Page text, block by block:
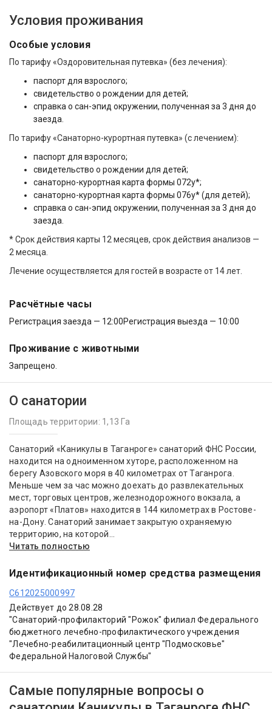
Условия проживания
Особые условия
По тарифу «Оздоровительная путевка» (без лечения):
паспорт для взрослого;
свидетельство о рождении для детей;
справка о сан-эпид окружении, полученная за 3 дня до
заезда.
По тарифу «Санаторно-курортная путевка» (с лечением):
паспорт для взрослого;
свидетельство о рождении для детей;
санаторно-курортная карта формы 072у*;
санаторно-курортная карта формы 076у* (для детей);
справка о сан-эпид окружении, полученная за 3 дня до
заезда.
* Срок действия карты 12 месяцев, срок действия анализов —
2 месяца.
Лечение осуществляется для гостей в возрасте от 14 лет.
Расчётные часы
Регистрация заезда — 12:00Регистрация выезда — 10:00
Проживание с животными
Запрещено.
О санатории
Площадь территории: 1,13 Га
Санаторий «Каникулы в Таганроге» санаторий ФНС России,
находится на одноименном хуторе, расположенном на
берегу Азовского моря в 40 километрах от Таганрога.
Меньше чем за час можно доехать до развлекательных
мест, торговых центров, железнодорожного вокзала, а
аэропорт «Платов» находится в 144 километрах в Ростове-
на-Дону. Санаторий занимает закрытую охраняемую
территорию, на которой...
Читать полностью
Идентификационный номер средства размещения
С612025000997
Действует до 28.08.28
"Санаторий-профилакторий "Рожок" филиал Федерального
бюджетного лечебно-профилактического учреждения
"Лечебно-реабилитационный центр "Подмосковье"
Федеральной Налоговой Службы"
Самые популярные вопросы о